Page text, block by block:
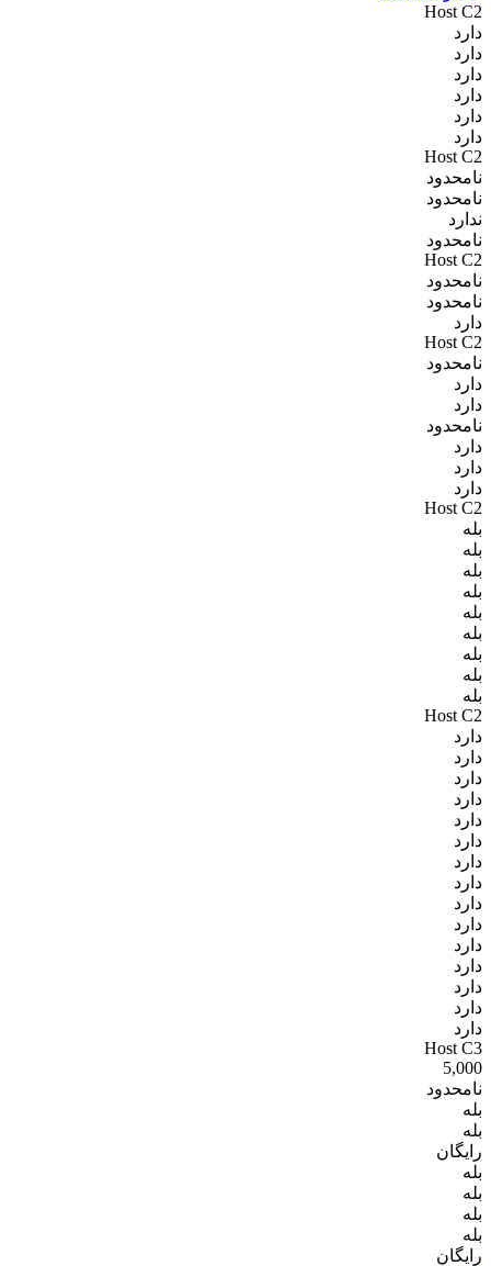
Host C2
دارد
دارد
دارد
دارد
دارد
دارد
Host C2
نامحدود
نامحدود
ندارد
نامحدود
Host C2
نامحدود
نامحدود
دارد
Host C2
نامحدود
دارد
دارد
نامحدود
دارد
دارد
دارد
Host C2
بله
بله
بله
بله
بله
بله
بله
بله
بله
Host C2
دارد
دارد
دارد
دارد
دارد
دارد
دارد
دارد
دارد
دارد
دارد
دارد
دارد
دارد
دارد
Host C3
5,000
نامحدود
بله
بله
رایگان
بله
بله
بله
بله
رایگان